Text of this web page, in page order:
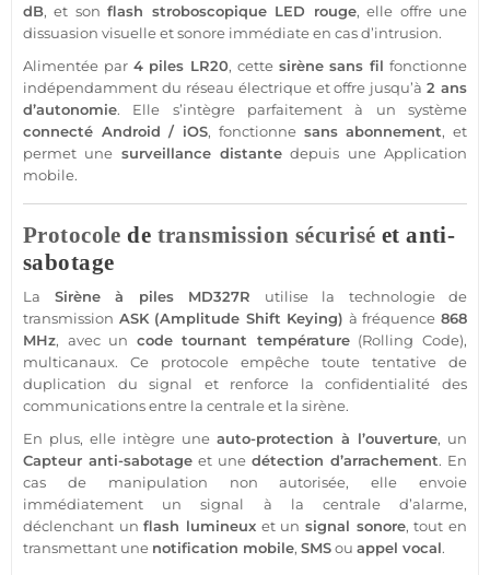
dB, et sonflash stroboscopique LED rouge, elle offre une
dissuasion visuelle et sonore immédiate en cas d’intrusion.
Alimentée par 4 piles LR20, cette sirènesans fil fonctionne
indépendamment du réseau électrique et offre jusqu’à2 ans
d’autonomie. Elle s’intègre parfaitement à un système
connecté Android / iOS, fonctionne sans abonnement, et
permet une surveillancedistante depuis uneApplication
mobile.
Protocole de transmission sécurisé et anti-
sabotage
La Sirèneà piles MD327R utilise la technologie de
transmission ASK(Amplitude Shift Keying) à fréquence868
MHz, avec un code tournant température(Rolling Code),
multicanaux. Ce protocole empêche toute tentative de
duplication du signal et renforce la confidentialité des
communications entre la centraleet la sirène.
En plus, elle intègre une auto-protection à l’ouverture, un
Capteur anti-sabotage et une détection d’arrachement. En
cas de manipulation non autorisée, elle envoie
immédiatement un signal à la centraled’alarme,
déclenchant unflash lumineux et unsignal sonore, tout en
transmettant une notification mobile, SMSou appel vocal.